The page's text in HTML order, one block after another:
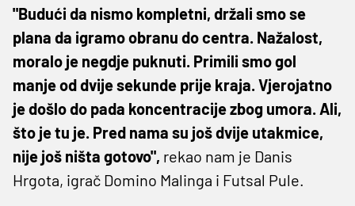
"Budući da nismo kompletni, držali smo se
plana da igramo obranu do centra. Nažalost,
moralo je negdje puknuti. Primili smo gol
manje od dvije sekunde prije kraja. Vjerojatno
je došlo do pada koncentracije zbog umora. Ali,
što je tu je. Pred nama su još dvije utakmice,
nije još ništa gotovo", rekao nam je Danis
Hrgota, igrač Domino Malinga i Futsal Pule.